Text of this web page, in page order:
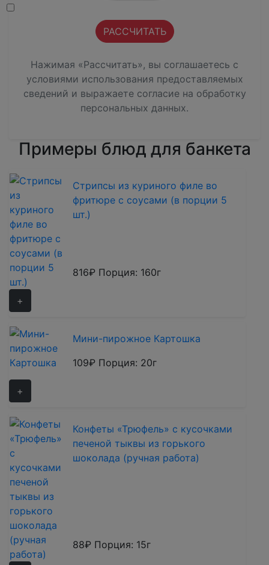
Нажимая «Рассчитать», вы соглашаетесь с
условиями использования предоставляемых
сведений и выражаете согласие на обработку
персональных данных.
Примеры блюд для банкета
Стрипсы из куриного филе во
фритюре с соусами (в порции 5
шт.)
816₽ Порция: 160г
+
Мини-пирожное Картошка
109₽ Порция: 20г
+
Конфеты «Трюфель» с кусочками
печеной тыквы из горького
шоколада (ручная работа)
88₽ Порция: 15г